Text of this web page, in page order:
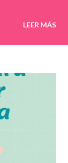
LEER MÁS